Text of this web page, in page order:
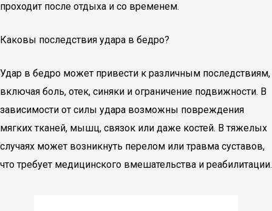
проходит после отдыха и со временем.
Каковы последствия удара в бедро?
Удар в бедро может привести к различным последствиям,
включая боль, отек, синяки и ограничение подвижности. В
зависимости от силы удара возможны повреждения
мягких тканей, мышц, связок или даже костей. В тяжелых
случаях может возникнуть перелом или травма суставов,
что требует медицинского вмешательства и реабилитации.